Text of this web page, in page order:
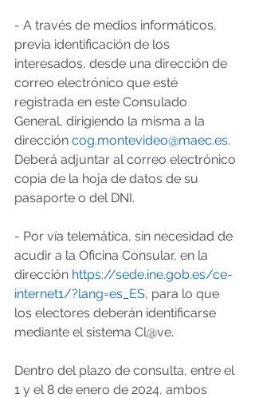
- A través de medios informáticos,
previa identificación de los
interesados, desde una dirección de
correo electrónico que esté
registrada en este Consulado
General, dirigiendo la misma a la
dirección cog.montevideo@maec.es.
Deberá adjuntar al correo electrónico
copia de la hoja de datos de su
pasaporte o del DNI.
- Por vía telemática, sin necesidad de
acudir a la Oficina Consular, en la
dirección https://sede.ine.gob.es/ce-
internet1/?lang=es_ES, para lo que
los electores deberán identificarse
mediante el sistema Cl@ve.
Dentro del plazo de consulta, entre el
1 y el 8 de enero de 2024, ambos